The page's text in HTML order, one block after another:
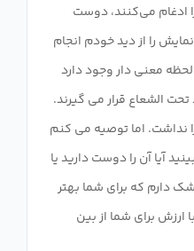
می‌کنند، دوست
را از دید خودم انجام
معنی دار وجود دارد
الشعاع قرار می گیرند.
نداشت. اما توصیه می کنم
آیا آن را دوست دارید یا
دارم که برای شما بهتر
برای شما از بین